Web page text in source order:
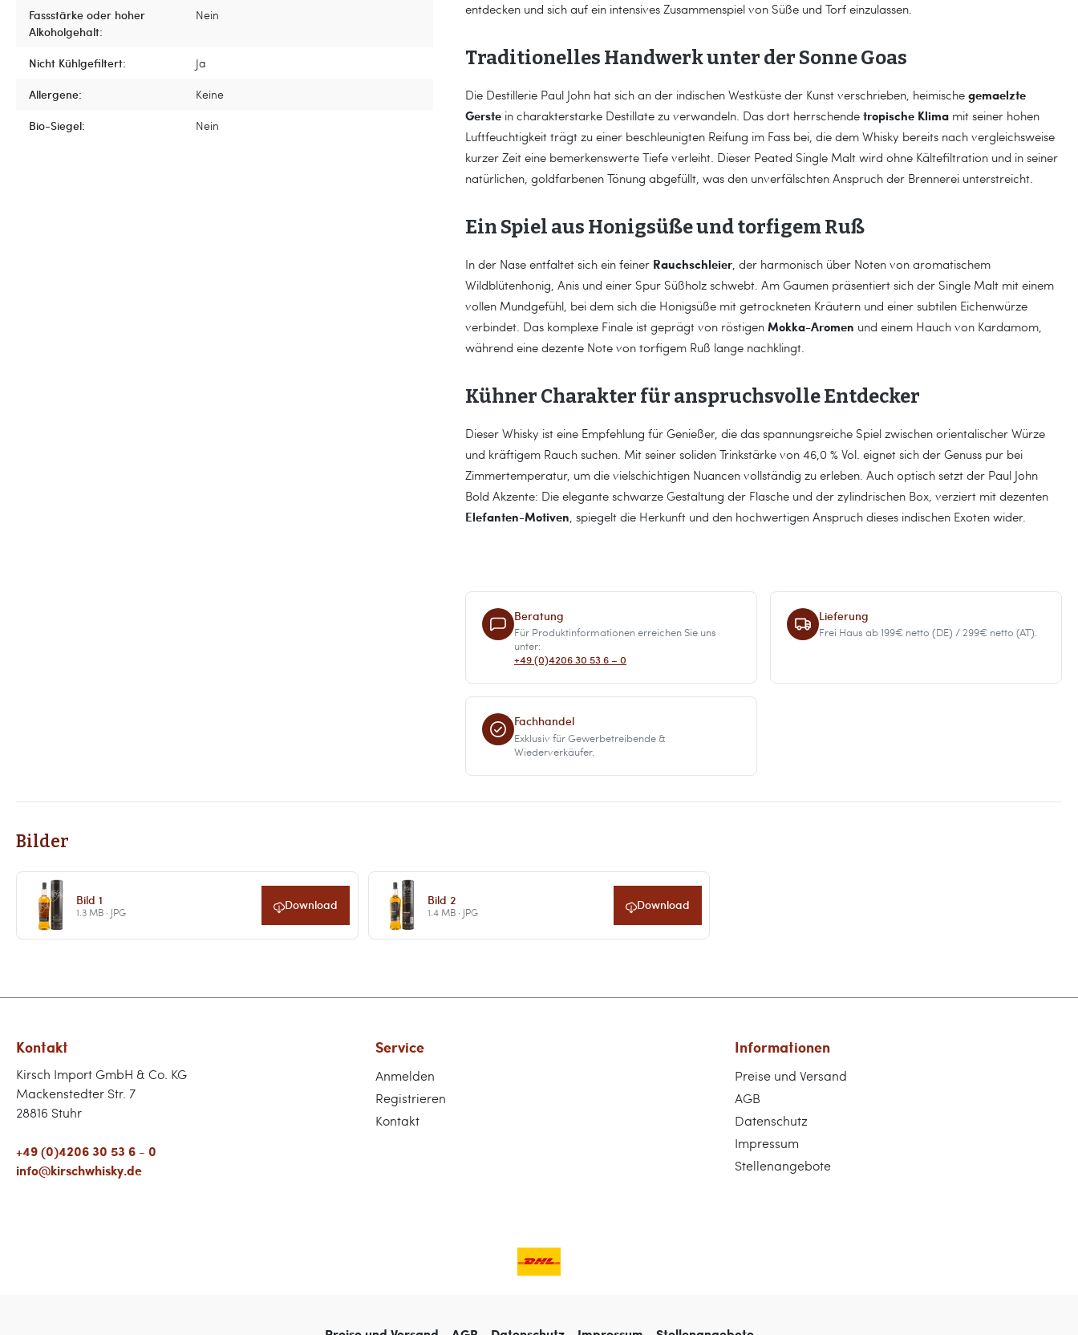
Fassstärke oder hoher
Alkoholgehalt:
Nein
Nicht Kühlgefiltert:
Ja
Allergene:
Keine
Bio-Siegel:
Nein
entdecken und sich auf ein intensives Zusammenspiel von Süße und Torf einzulassen.
Traditionelles Handwerk unter der Sonne Goas
Die Destillerie Paul John hat sich an der indischen Westküste der Kunst verschrieben, heimische gemaelzte
Gerste in charakterstarke Destillate zu verwandeln. Das dort herrschende tropische Klima mit seiner hohen
Luftfeuchtigkeit trägt zu einer beschleunigten Reifung im Fass bei, die dem Whisky bereits nach vergleichsweise
kurzer Zeit eine bemerkenswerte Tiefe verleiht. Dieser Peated Single Malt wird ohne Kältefiltration und in seiner
natürlichen, goldfarbenen Tönung abgefüllt, was den unverfälschten Anspruch der Brennerei unterstreicht.
Ein Spiel aus Honigsüße und torfigem Ruß
In der Nase entfaltet sich ein feiner Rauchschleier, der harmonisch über Noten von aromatischem
Wildblütenhonig, Anis und einer Spur Süßholz schwebt. Am Gaumen präsentiert sich der Single Malt mit einem
vollen Mundgefühl, bei dem sich die Honigsüße mit getrockneten Kräutern und einer subtilen Eichenwürze
verbindet. Das komplexe Finale ist geprägt von röstigen Mokka-Aromen und einem Hauch von Kardamom,
während eine dezente Note von torfigem Ruß lange nachklingt.
Kühner Charakter für anspruchsvolle Entdecker
Dieser Whisky ist eine Empfehlung für Genießer, die das spannungsreiche Spiel zwischen orientalischer Würze
und kräftigem Rauch suchen. Mit seiner soliden Trinkstärke von 46,0 % Vol. eignet sich der Genuss pur bei
Zimmertemperatur, um die vielschichtigen Nuancen vollständig zu erleben. Auch optisch setzt der Paul John
Bold Akzente: Die elegante schwarze Gestaltung der Flasche und der zylindrischen Box, verziert mit dezenten
Elefanten-Motiven, spiegelt die Herkunft und den hochwertigen Anspruch dieses indischen Exoten wider.
Beratung
Für Produktinformationen erreichen Sie uns
unter:
+49 (0)4206 30 53 6 – 0
Lieferung
Frei Haus ab 199€ netto (DE) / 299€ netto (AT).
Fachhandel
Exklusiv für Gewerbetreibende &
Wiederverkäufer.
Bilder
Bild 1
1.3 MB · JPG Download Bild 2
1.4 MB · JPG Download
Kontakt
Kirsch Import GmbH & Co. KG
Mackenstedter Str. 7
28816 Stuhr
+49 (0)4206 30 53 6 - 0
info@kirschwhisky.de
Service
Anmelden
Registrieren
Kontakt
Informationen
Preise und Versand
AGB
Datenschutz
Impressum
Stellenangebote